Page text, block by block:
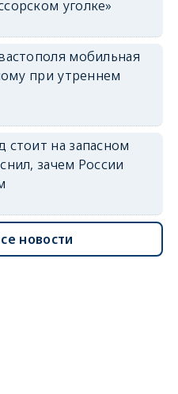
уголке»
мобильная
при утреннем
на запасном
зачем России
новости